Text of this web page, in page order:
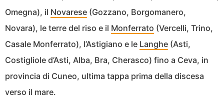
Omegna), il Novarese (Gozzano, Borgomanero,
Novara), le terre del riso e il Monferrato (Vercelli, Trino,
Casale Monferrato), l’Astigiano e le Langhe (Asti,
Costigliole d’Asti, Alba, Bra, Cherasco) fino a Ceva, in
provincia di Cuneo, ultima tappa prima della discesa
verso il mare.